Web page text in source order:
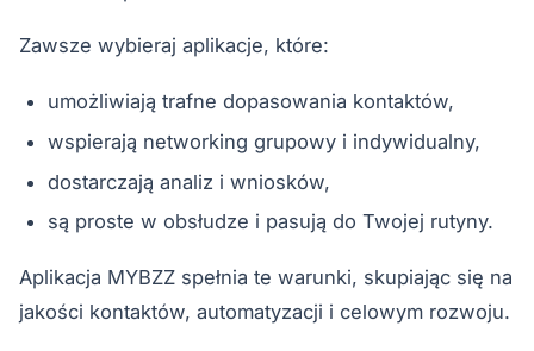
Zawsze wybieraj aplikacje, które:
umożliwiają trafne dopasowania kontaktów,
wspierają networking grupowy i indywidualny,
dostarczają analiz i wniosków,
są proste w obsłudze i pasują do Twojej rutyny.
Aplikacja MYBZZ spełnia te warunki, skupiając się na
jakości kontaktów, automatyzacji i celowym rozwoju.